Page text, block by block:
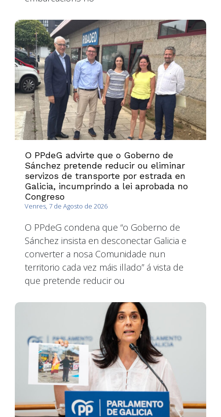
O PPdeG advirte que o Goberno de
Sánchez pretende reducir ou eliminar
servizos de transporte por estrada en
Galicia, incumprindo a lei aprobada no
Congreso
Venres, 7 de Agosto de 2026
O PPdeG condena que “o Goberno de
Sánchez insista en desconectar Galicia e
converter a nosa Comunidade nun
territorio cada vez máis illado” á vista de
que pretende reducir ou